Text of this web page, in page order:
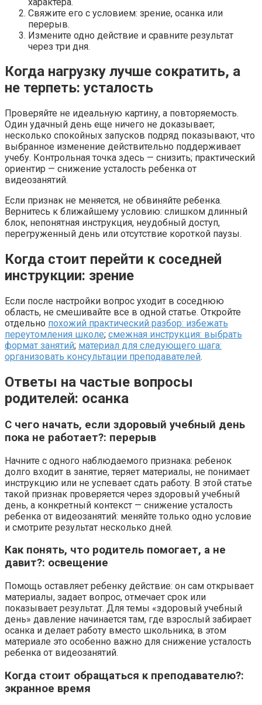
Свяжите его с условием: зрение, осанка или
перерыв.
Измените одно действие и сравните результат
через три дня.
Когда нагрузку лучше сократить, а
не терпеть: усталость
Проверяйте не идеальную картину, а повторяемость.
Один удачный день еще ничего не доказывает;
несколько спокойных запусков подряд показывают, что
выбранное изменение действительно поддерживает
учебу. Контрольная точка здесь — снизить; практический
ориентир — снижение усталость ребенка от
видеозанятий.
Если признак не меняется, не обвиняйте ребенка.
Вернитесь к ближайшему условию: слишком длинный
блок, непонятная инструкция, неудобный доступ,
перегруженный день или отсутствие короткой паузы.
Когда стоит перейти к соседней
инструкции: зрение
Если после настройки вопрос уходит в соседнюю
область, не смешивайте все в одной статье. Откройте
отдельно похожий практический разбор: избежать
переутомления школе; смежная инструкция: выбрать
формат занятий; материал для следующего шага:
организовать консультации преподавателей.
Ответы на частые вопросы
родителей: осанка
С чего начать, если здоровый учебный день
пока не работает?: перерыв
Начните с одного наблюдаемого признака: ребенок
долго входит в занятие, теряет материалы, не понимает
инструкцию или не успевает сдать работу. В этой статье
такой признак проверяется через здоровый учебный
день, а конкретный контекст — снижение усталость
ребенка от видеозанятий: меняйте только одно условие
и смотрите результат несколько дней.
Как понять, что родитель помогает, а не
давит?: освещение
Помощь оставляет ребенку действие: он сам открывает
материалы, задает вопрос, отмечает срок или
показывает результат. Для темы «здоровый учебный
день» давление начинается там, где взрослый забирает
осанка и делает работу вместо школьника; в этом
материале это особенно важно для снижение усталость
ребенка от видеозанятий.
Когда стоит обращаться к преподавателю?:
экранное время